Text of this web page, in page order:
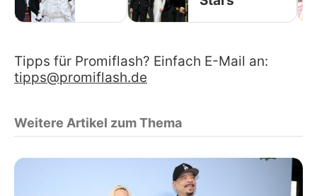
Tipps für Promiflash? Einfach E-Mail an:
tipps@promiflash.de
Weitere Artikel zum Thema